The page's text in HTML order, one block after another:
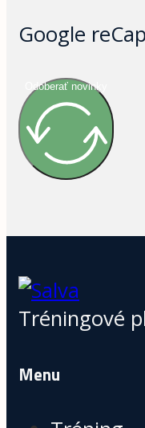
Google
Odoberať novinky
Tréningové
Menu